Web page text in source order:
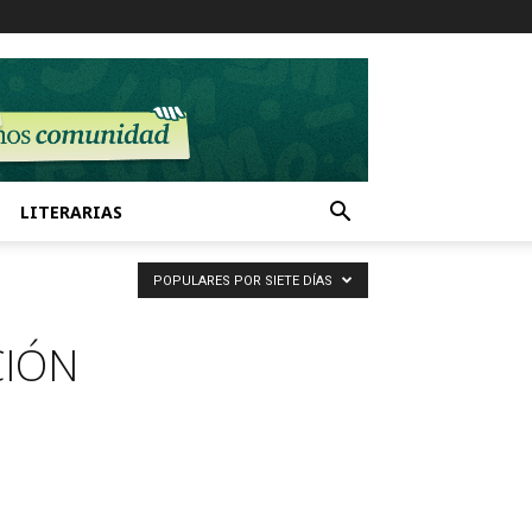
LITERARIAS
POPULARES POR SIETE DÍAS